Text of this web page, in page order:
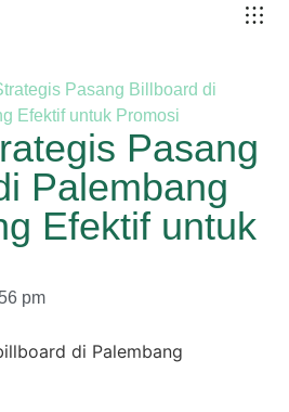
Pasang Billboard di
Efektif untuk Promosi
Pasang
Palembang
Efektif untuk
pm